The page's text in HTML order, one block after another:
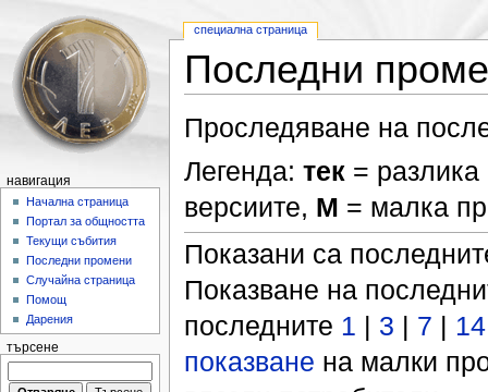
Последни
Проследяване на
Легенда: тек= разлика
версиите, М = малка
Показани са
Показване на
последните 1 | 3 | 7 | 14
показване на малки
специална страница
навигация
Начална страница
Портал за общността
Текущи събития
Последни промени
Случайна страница
Помощ
Дарения
търсене